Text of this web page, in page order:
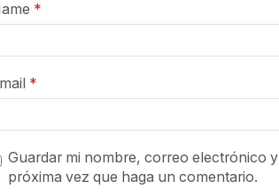
*
*
Guardar mi nombre, correo electrónico
próxima vez que haga un comentario.